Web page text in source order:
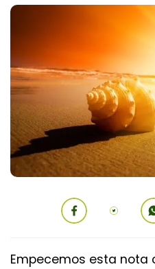
Empecemos esta